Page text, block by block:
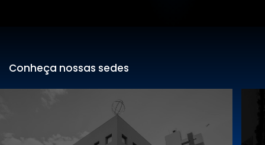
Conheça nossas sedes